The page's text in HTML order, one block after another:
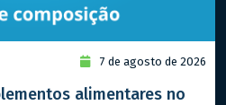
7 de agosto de 2026
alimentares no